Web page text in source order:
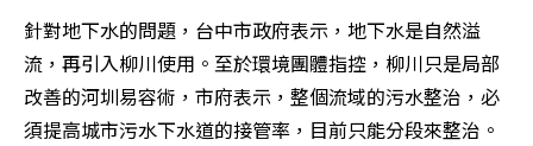
針對地下水的問題，台中市政府表示，地下水是自然溢
流，再引入柳川使用。至於環境團體指控，柳川只是局部
改善的河圳易容術，市府表示，整個流域的污水整治，必
須提高城市污水下水道的接管率，目前只能分段來整治。